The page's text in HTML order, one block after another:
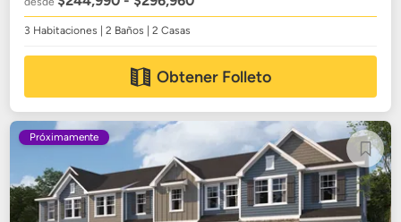
3 Habitaciones | 2 Baños | 2 Casas
Obtener Folleto
Próximamente